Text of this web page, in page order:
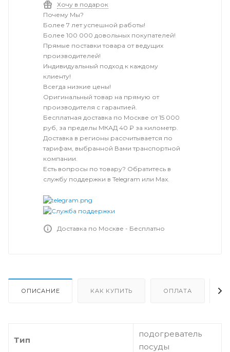
Хочу в подарок
Почему Мы?
Более 7 лет успешной работы!
Более 100 000 довольных покупателей!
Прямые поставки товара от ведущих
производителей!
Индивидуальный подход к каждому
клиенту!
Всегда низкие цены!
Оригинальный товар на прямую от
производителя с гарантией.
Бесплатная доставка по Москве от 15 000
руб, за пределы МКАД 40 ₽ за километр.
Доставка в регионы рассчитывается по
тарифам, выбранной Вами транспортной
компании.
Есть вопросы по товару? Обратитесь в
службу поддержки в Telegram или Max.
Доставка по Москве - Бесплатно
ОПИСАНИЕ КАК КУПИТЬ ОПЛАТА
Тип
подогреватель
посуды